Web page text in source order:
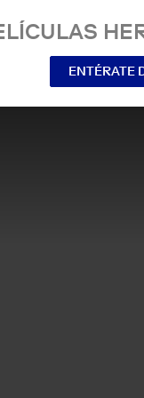
ENTÉRATE